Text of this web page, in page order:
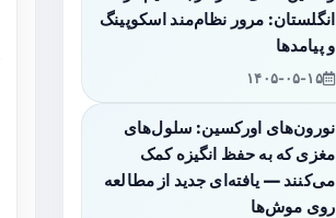
انگلستان: مرور نظام‌مند اسکوپینگ
و پیامدها
۱۴۰۵-۰۵-۱۵
نورون‌های اورکسین: سلول‌های
مغزی که به حفظ انگیزه کمک
می‌کنند — یافته‌ای جدید از مطالعه
روی موش‌ها